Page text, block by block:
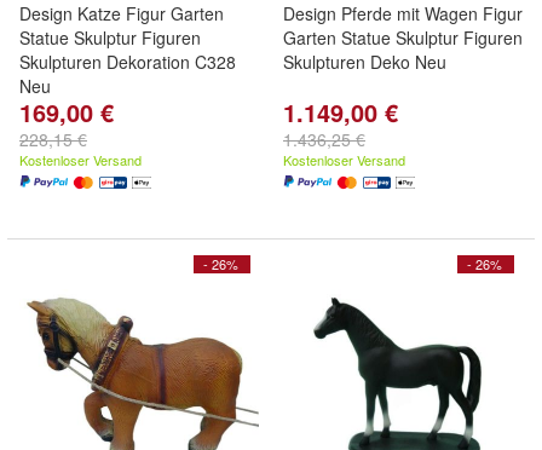
Design Katze Figur Garten
Statue Skulptur Figuren
Skulpturen Dekoration C328
Neu
169,00 €
228,15 €
Kostenloser Versand
Design Pferde mit Wagen Figur
Garten Statue Skulptur Figuren
Skulpturen Deko Neu
1.149,00 €
1.436,25 €
Kostenloser Versand
- 26% - 26%